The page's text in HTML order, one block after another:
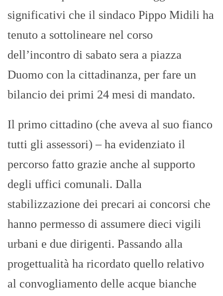
significativi che il sindaco Pippo Midili ha
tenuto a sottolineare nel corso
dell’incontro di sabato sera a piazza
Duomo con la cittadinanza, per fare un
bilancio dei primi 24 mesi di mandato.
Il primo cittadino (che aveva al suo fianco
tutti gli assessori) – ha evidenziato il
percorso fatto grazie anche al supporto
degli uffici comunali. Dalla
stabilizzazione dei precari ai concorsi che
hanno permesso di assumere dieci vigili
urbani e due dirigenti. Passando alla
progettualità ha ricordato quello relativo
al convogliamento delle acque bianche